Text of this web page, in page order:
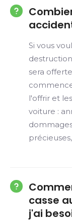
Si vous
sera
l'offrir et
voiture :
casse
j'ai